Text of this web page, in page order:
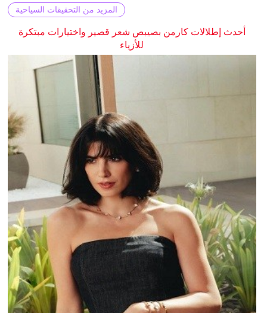
المزيد من التحقيقات السياحية
أحدث إطلالات كارمن بصيبص شعر قصير واختيارات مبتكرة
للأزياء